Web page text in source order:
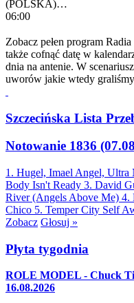
(POLSKA)…
06:00
Zobacz pełen program
także cofnąć datę w
dnia na antenie. W
uworów jakie wtedy
Szczecińska Lista
Notowanie 1836
1. Hugel, Imael Angel, Ultra
Body Isn't Ready 3. David
River (Angels Above Me) 4.
Chico 5. Temper City Self
Zobacz Głosuj »
Płyta tygodnia
ROLE MODEL - Chuck
16.08.2026